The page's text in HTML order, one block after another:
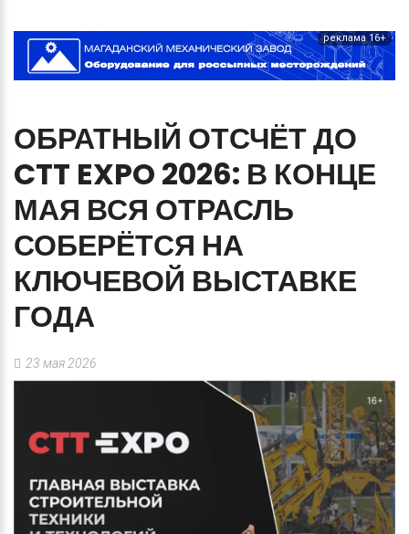
реклама 16+
ОБРАТНЫЙ ОТСЧЁТДО
CTT EXPO 2026: В КОНЦЕ
МАЯ ВСЯ ОТРАСЛЬ
СОБЕРЁТСЯ НА
КЛЮЧЕВОЙ ВЫСТАВКЕ
ГОДА
23 мая 2026